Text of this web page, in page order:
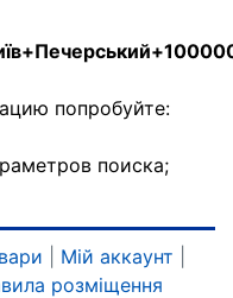
попробуйте:
поиска;
Мій аккаунт
розміщення